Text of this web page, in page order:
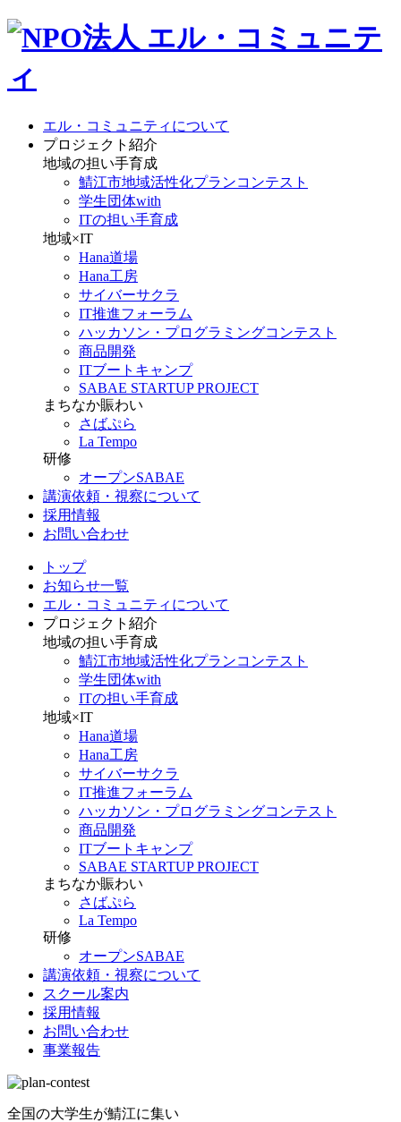
エル・コミュニティについて
プロジェクト紹介
地域の担い手育成
鯖江市地域活性化プランコンテスト
学生団体with
ITの担い手育成
地域×IT
Hana道場
Hana工房
サイバーサクラ
IT推進フォーラム
ハッカソン・プログラミングコンテスト
商品開発
ITブートキャンプ
SABAE STARTUP PROJECT
まちなか賑わい
さばぷら
La Tempo
研修
オープンSABAE
講演依頼・視察について
採用情報
お問い合わせ
トップ
お知らせ一覧
エル・コミュニティについて
プロジェクト紹介
地域の担い手育成
鯖江市地域活性化プランコンテスト
学生団体with
ITの担い手育成
地域×IT
Hana道場
Hana工房
サイバーサクラ
IT推進フォーラム
ハッカソン・プログラミングコンテスト
商品開発
ITブートキャンプ
SABAE STARTUP PROJECT
まちなか賑わい
さばぷら
La Tempo
研修
オープンSABAE
講演依頼・視察について
スクール案内
採用情報
お問い合わせ
事業報告
全国の大学生が鯖江に集い